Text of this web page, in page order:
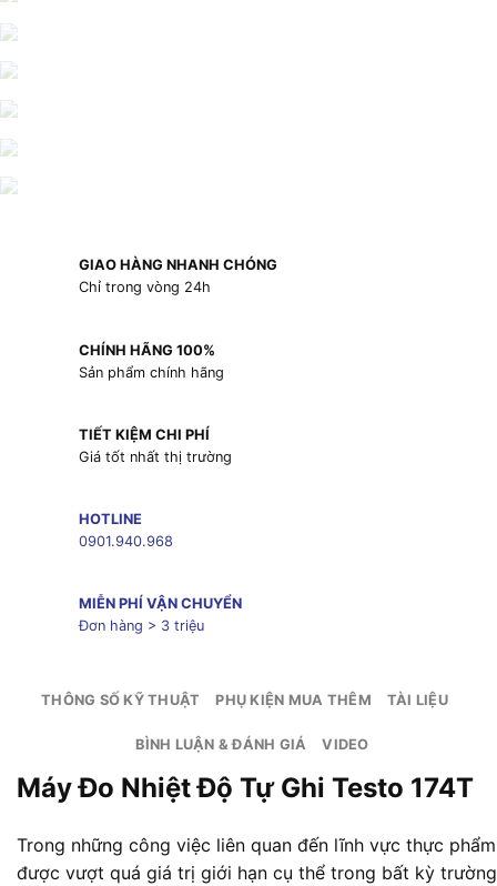
GIAO HÀNG NHANH CHÓNG
Chỉ trong vòng 24h
CHÍNH HÃNG 100%
Sản phẩm chính hãng
TIẾT KIỆM CHI PHÍ
Giá tốt nhất thị trường
HOTLINE
0901.940.968
MIỄN PHÍ VẬN CHUYỂN
Đơn hàng > 3 triệu
THÔNG SỐ KỸ THUẬT PHỤ KIỆN MUA THÊM TÀI LIỆU
BÌNH LUẬN & ĐÁNH GIÁ VIDEO
Máy Đo Nhiệt Độ Tự Ghi Testo 174T
Trong những công việc liên quan đến lĩnh vực thực
được vượt quá giá trị giới hạn cụ thể trong bất kỳ